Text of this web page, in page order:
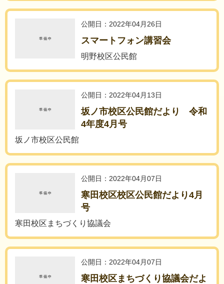
公開日：2022年04月26日
スマートフォン講習会
明野校区公民館
公開日：2022年04月13日
坂ノ市校区公民館だより 令和
4年度4月号
坂ノ市校区公民館
公開日：2022年04月07日
寒田校区校区公民館だより4月
号
寒田校区まちづくり協議会
公開日：2022年04月07日
寒田校区まちづくり協議会だよ